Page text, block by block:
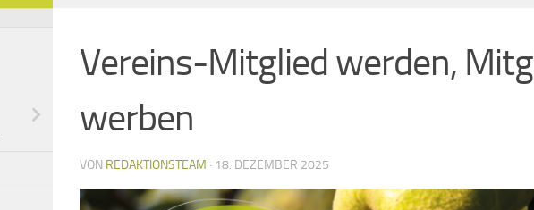
Vereins-Mitglied werden,
werben
VON REDAKTIONSTEAM · 18. DEZEMBER 2025